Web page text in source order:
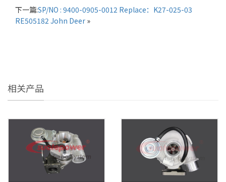
下一篇:SP/NO : 9400-0905-0012 Replace：K27-025-03
RE505182 John Deer »
相关产品